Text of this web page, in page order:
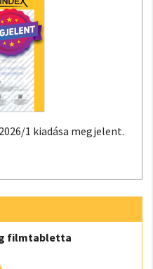
1 kiadása megjelent.
filmtabletta